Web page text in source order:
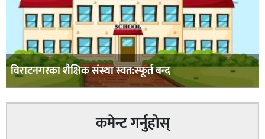
विराटनगरका शैक्षिक संस्था स्वत:स्फूर्त बन्द
कमेन्ट गर्नुहोस्